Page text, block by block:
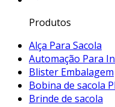
Produtos
Alça Para Sacola
Automação Para
Blister Embalagem
Bobina de sacola
Brinde de sacola